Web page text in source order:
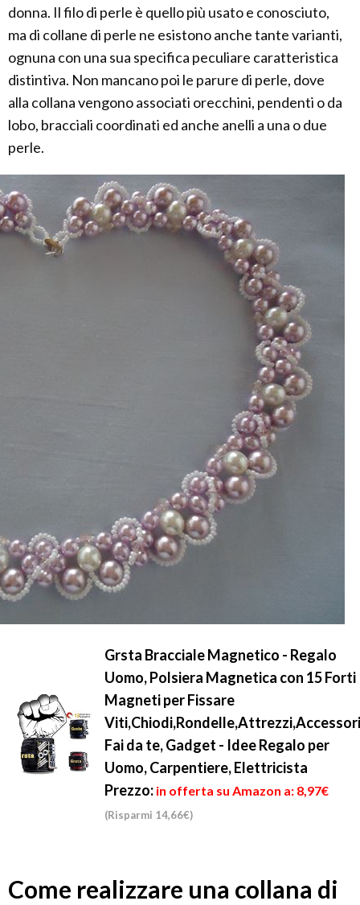
donna. Il filo di perle è quello più usato e conosciuto,
ma di collane di perle ne esistono anche tante varianti,
ognuna con una sua specifica peculiare caratteristica
distintiva. Non mancano poi le parure di perle, dove
alla collana vengono associati orecchini, pendenti o da
lobo, bracciali coordinati ed anche anelli a una o due
perle.
Grsta Bracciale Magnetico - Regalo
Uomo, Polsiera Magnetica con 15 Forti
Magneti per Fissare
Viti,Chiodi,Rondelle,Attrezzi,Accessori
Fai da te, Gadget - Idee Regalo per
Uomo, Carpentiere, Elettricista
Prezzo: in offerta su Amazon a: 8,97€
(Risparmi 14,66€)
Come realizzare una collana di